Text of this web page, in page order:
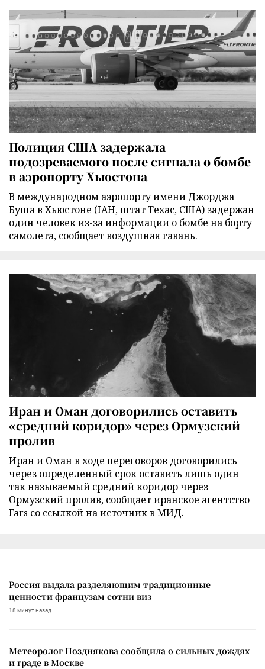
Полиция США задержала
подозреваемого после сигнала о бомбе
в аэропорту Хьюстона
В международном аэропорту имени Джорджа
Буша в Хьюстоне (IAH, штат Техас, США) задержан
один человек из-за информации о бомбе на борту
самолета, сообщает воздушная гавань.
Иран и Оман договорились оставить
«средний коридор» через Ормузский
пролив
Иран и Оман в ходе переговоров договорились
через определенный срок оставить лишь один
так называемый средний коридор через
Ормузский пролив, сообщает иранское агентство
Fars со ссылкой на источник в МИД.
Россия выдала разделяющим традиционные
ценности французам сотни виз
18 минут назад
Метеоролог Позднякова сообщила о сильных дождях
и граде в Москве